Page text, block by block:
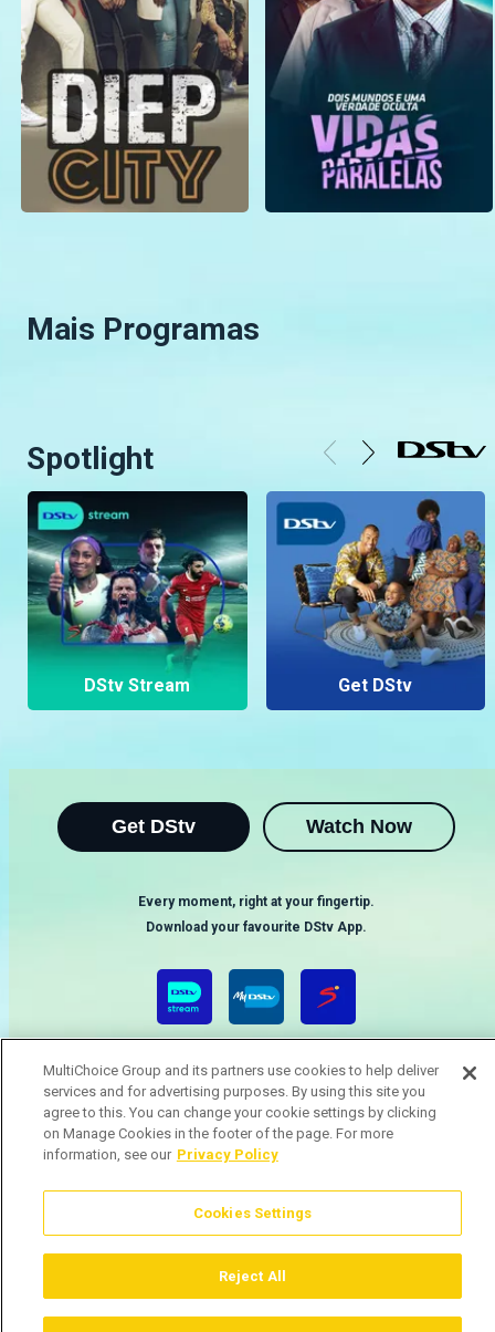
Mais Programas
Spotlight
DStv Stream Get DStv
Get DStv Watch Now
Every moment, right at your fingertip.
Download your favourite DStv App.
MultiChoice Website Terms & Conditions
Gerir Cookies
MultiChoice Group and its partners use cookies to help deliver
services and for advertising purposes. By using this site you
agree to this. You can change your cookie settings by clicking
on Manage Cookies in the footer of the page. For more
information, see our Privacy Policy
Cookies Settings
Reject All